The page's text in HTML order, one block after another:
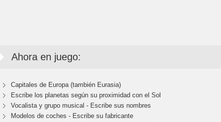
Ahora en juego:
Capitales de Europa (también Eurasia)
Escribe los planetas según su proximidad con el Sol
Vocalista y grupo musical - Escribe sus nombres
Modelos de coches - Escribe su fabricante